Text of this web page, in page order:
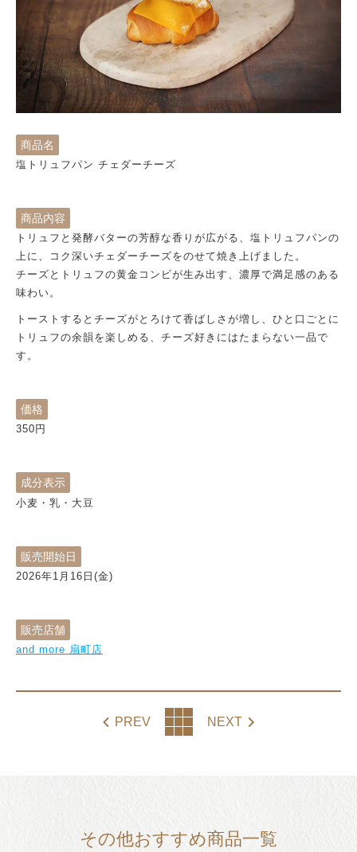
商品名
塩トリュフパン チェダーチーズ
商品内容
トリュフと発酵バターの芳醇な香りが広がる、塩トリュフパンの
上に、コク深いチェダーチーズをのせて焼き上げました。
チーズとトリュフの黄金コンビが生み出す、濃厚で満足感のある
味わい。
トーストするとチーズがとろけて香ばしさが増し、ひと口ごとに
トリュフの余韻を楽しめる、チーズ好きにはたまらない一品で
す。
価格
350 円
成分表示
小麦・乳・大豆
販売開始日
2026年1月16日(金)
販売店舗
and more 扇町店
PREV NEXT
その他おすすめ商品一覧